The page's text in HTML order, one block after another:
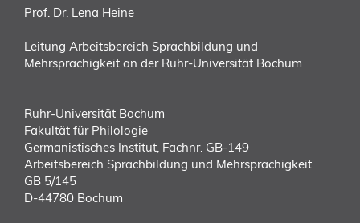
Prof. Dr. Lena Heine
Leitung Arbeitsbereich Sprachbildung und
Mehrsprachigkeit an der Ruhr-Universität Bochum
Ruhr-Universität Bochum
Fakultät für Philologie
Germanistisches Institut, Fachnr. GB-149
Arbeitsbereich Sprachbildung und Mehrsprachigkeit
GB 5/145
D-44780 Bochum